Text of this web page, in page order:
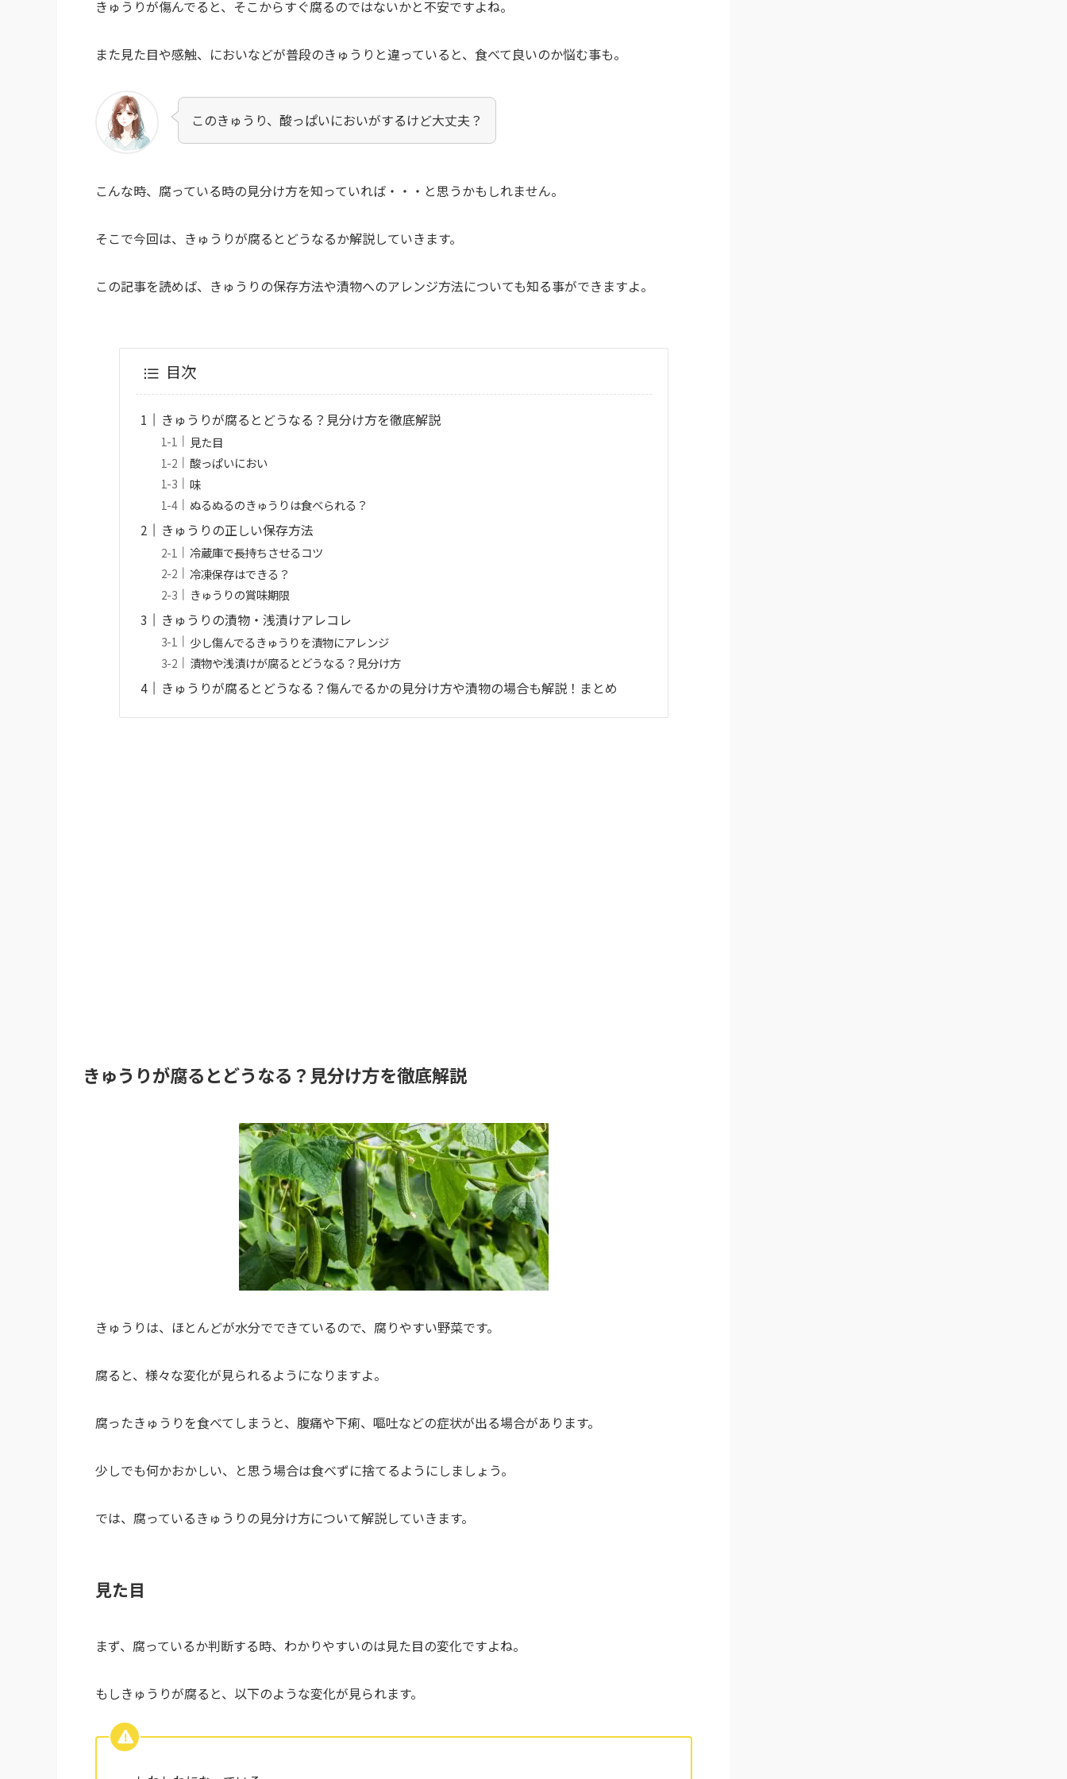
きゅうりが傷んでると、そこからすぐ腐るのではないかと不安ですよね。
また見た目や感触、においなどが普段のきゅうりと違っていると、食べて良いのか悩む事も。
このきゅうり、酸っぱいにおいがするけど大丈夫？
こんな時、腐っている時の見分け方を知っていれば・・・と思うかもしれません。
そこで今回は、きゅうりが腐るとどうなるか解説していきます。
この記事を読めば、きゅうりの保存方法や漬物へのアレンジ方法についても知る事ができますよ。
目次
きゅうりが腐るとどうなる？見分け方を徹底解説
見た目
酸っぱいにおい
味
ぬるぬるのきゅうりは食べられる？
きゅうりの正しい保存方法
冷蔵庫で長持ちさせるコツ
冷凍保存はできる？
きゅうりの賞味期限
きゅうりの漬物・浅漬けアレコレ
少し傷んでるきゅうりを漬物にアレンジ
漬物や浅漬けが腐るとどうなる？見分け方
きゅうりが腐るとどうなる？傷んでるかの見分け方や漬物の場合も解説！まとめ
きゅうりが腐るとどうなる？見分け方を徹底解説
きゅうりは、ほとんどが水分でできているので、腐りやすい野菜です。
腐ると、様々な変化が見られるようになりますよ。
腐ったきゅうりを食べてしまうと、腹痛や下痢、嘔吐などの症状が出る場合があります。
少しでも何かおかしい、と思う場合は食べずに捨てるようにしましょう。
では、腐っているきゅうりの見分け方について解説していきます。
見た目
まず、腐っているか判断する時、わかりやすいのは見た目の変化ですよね。
もしきゅうりが腐ると、以下のような変化が見られます。